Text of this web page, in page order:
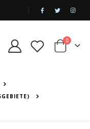
|
Cart
0tuotetta